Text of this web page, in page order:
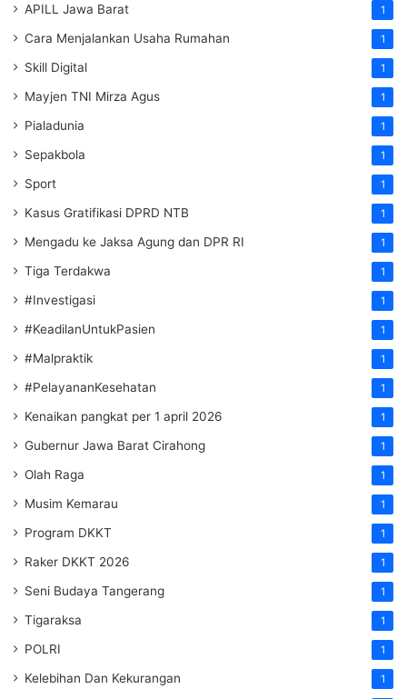
APILL Jawa Barat 1
Cara Menjalankan Usaha Rumahan 1
Skill Digital 1
Mayjen TNI Mirza Agus 1
Pialadunia 1
Sepakbola 1
Sport 1
Kasus Gratifikasi DPRD NTB 1
Mengadu ke Jaksa Agung dan DPR RI 1
Tiga Terdakwa 1
#Investigasi 1
#KeadilanUntukPasien 1
#Malpraktik 1
#PelayananKesehatan 1
Kenaikan pangkat per 1 april 2026 1
Gubernur Jawa Barat Cirahong 1
Olah Raga 1
Musim Kemarau 1
Program DKKT 1
Raker DKKT 2026 1
Seni Budaya Tangerang 1
Tigaraksa 1
POLRI 1
Kelebihan Dan Kekurangan 1